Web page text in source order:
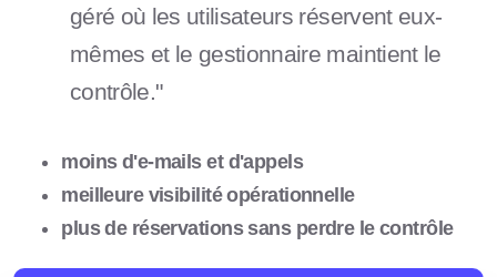
géré où les utilisateurs réservent eux-
mêmes et le gestionnaire maintient le
contrôle."
moins d'e-mails et d'appels
meilleure visibilité opérationnelle
plus de réservations sans perdre le contrôle